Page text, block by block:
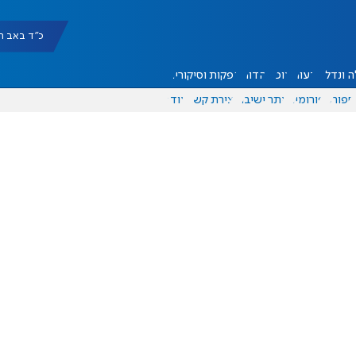
כ"ד באב תשפ"ו
ונדל"ן דעות אוכל יהדות הפקות וסיקורים
ספורט פורומים אתר ישיבה יצירת קשר עוד